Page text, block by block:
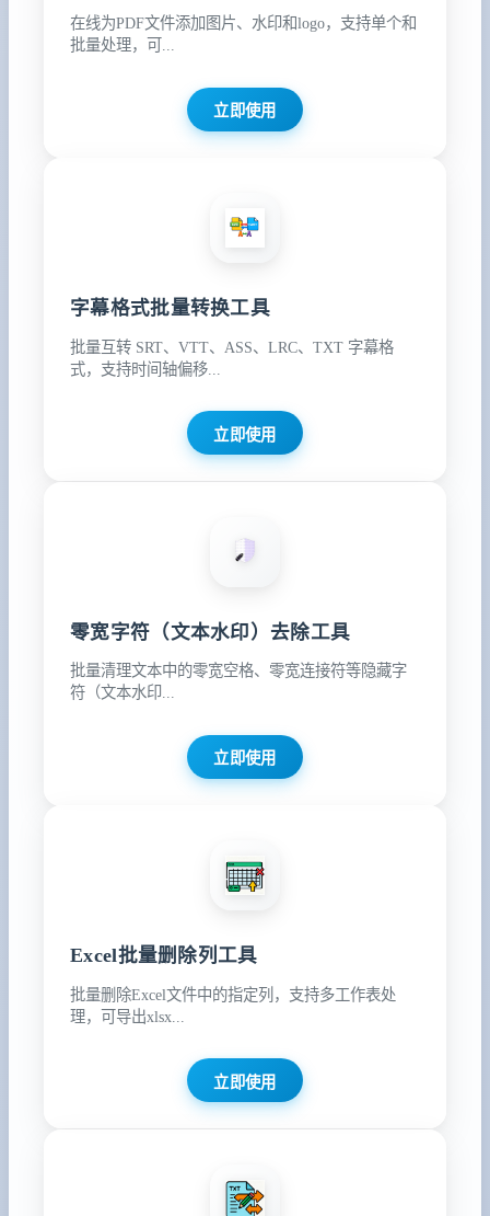
在线为PDF文件添加图片、水印和logo，支持单个和
批量处理，可...
立即使用
字幕格式批量转换工具
批量互转 SRT、VTT、ASS、LRC、TXT 字幕格
式，支持时间轴偏移...
立即使用
零宽字符（文本水印）去除工具
批量清理文本中的零宽空格、零宽连接符等隐藏字
符（文本水印...
立即使用
Excel批量删除列工具
批量删除Excel文件中的指定列，支持多工作表处
理，可导出xlsx...
立即使用